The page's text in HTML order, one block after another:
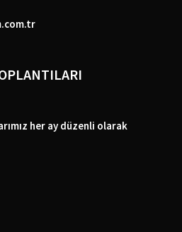
her ay düzenli olarak